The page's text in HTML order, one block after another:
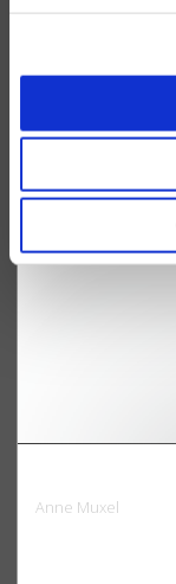
Pascal Perrineau,
Anne Muxel